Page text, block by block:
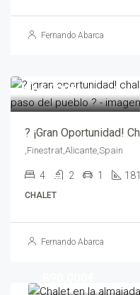
Fernando Abarca
465,000€
,Finestrat,Alicante,Spain
4 2 1 181
CHALET
Fernando Abarca